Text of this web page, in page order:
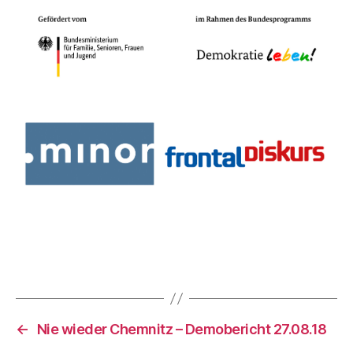
←
Nie wieder Chemnitz – Demobericht 27.08.18